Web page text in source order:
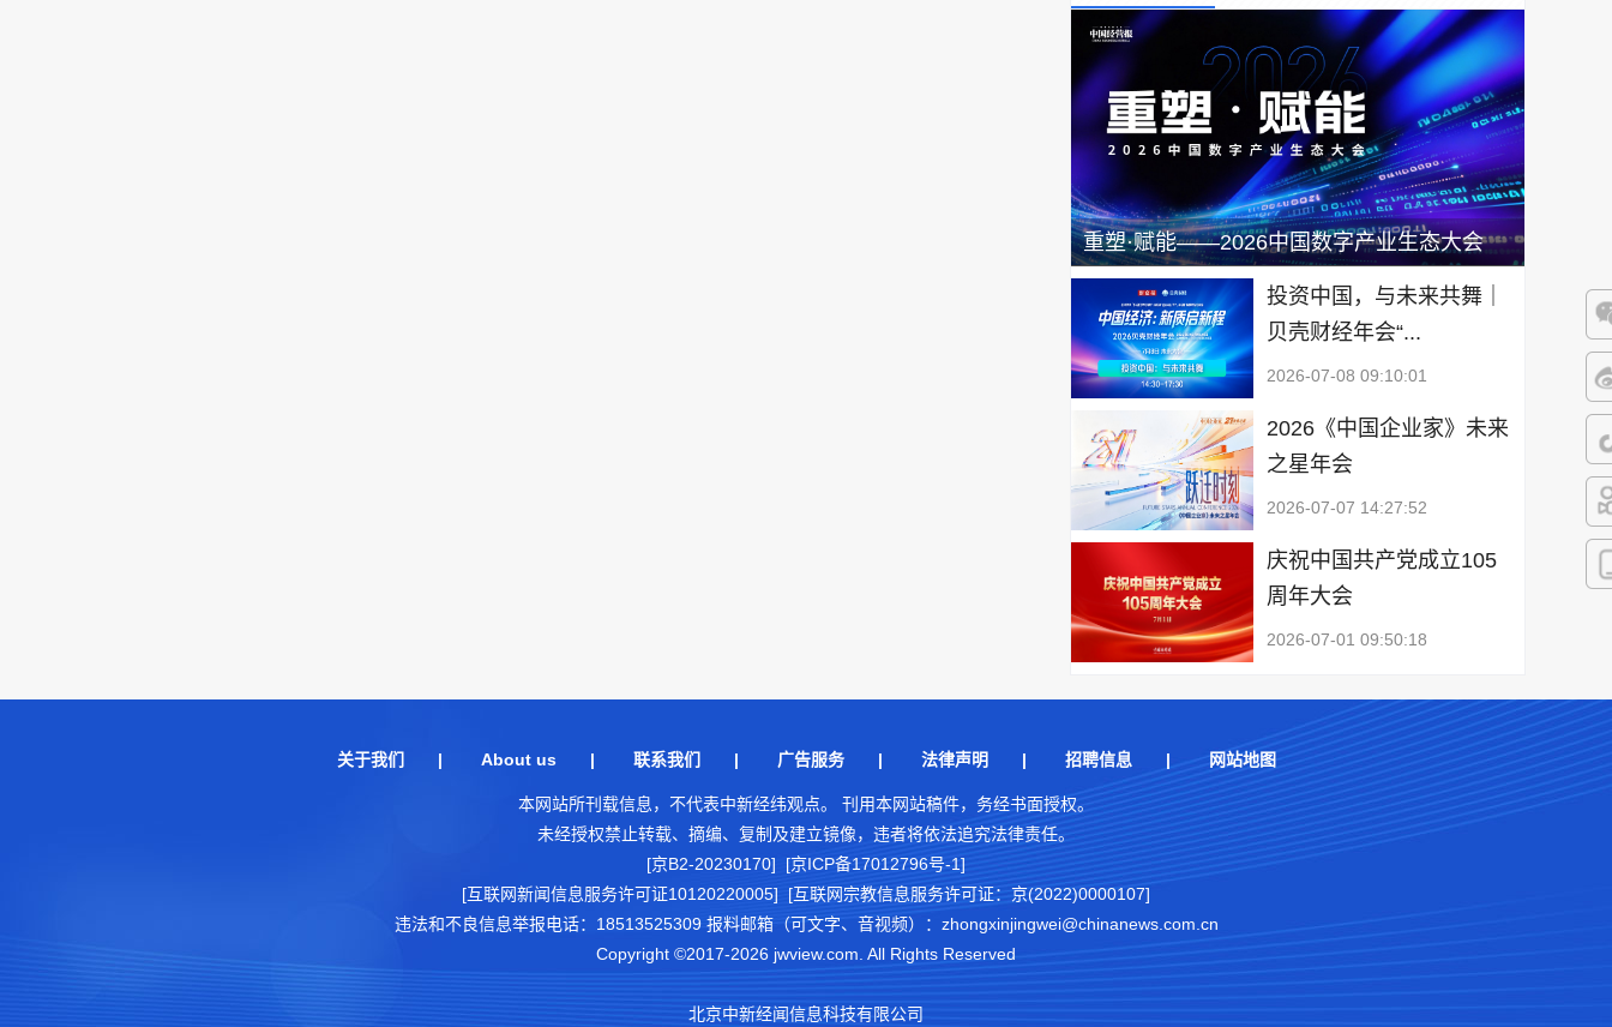
微
微
抖
快
重塑·赋能——2026中国数字产业生态大会
投资中国，与未来共舞｜
贝壳财经年会“...
2026-07-08 09:10:01
2026《中国企业家》未来
之星年会
2026-07-07 14:27:52
庆祝中国共产党成立105
周年大会
2026-07-01 09:50:18
关于我们 | About us| 联系我们 | 广告服务| 法律声明 | 招聘信息 | 网站地图
本网站所刊载信息，不代表中新经纬观点。 刊用本网站稿件，务经书面授权。
未经授权禁止转载、摘编、复制及建立镜像，违者将依法追究法律责任。
[京B2-20230170] [京ICP备17012796号-1]
[互联网新闻信息服务许可证10120220005]
[互联网宗教信息服务许可证：京(2022)0000107]
违法和不良信息举报电话：18513525309 报料邮箱（可文字、音视频）：zhongxinjingwei@chinanews.com.cn
Copyright ©2017-2026 jwview.com. All Rights Reserved
北京中新经闻信息科技有限公司